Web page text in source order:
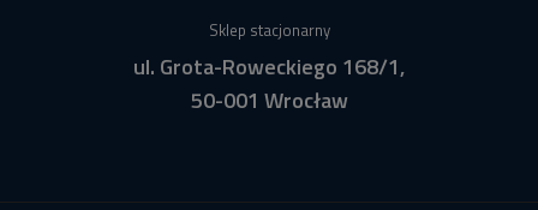
Sklep stacjonarny
ul. Grota-Roweckiego 168/1,
50-001 Wrocław